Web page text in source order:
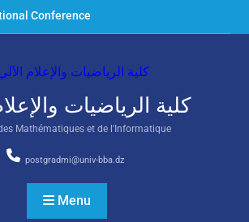
Conference
Mathematical
كلية الرياضيات
Mathématiques et de l'Informatique
postgradmi@univ-bba.dz
Menu